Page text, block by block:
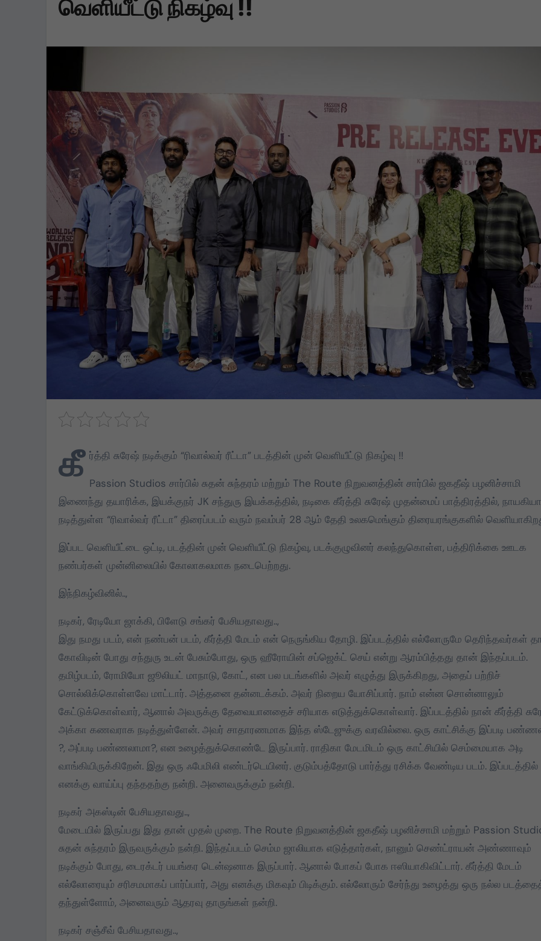
வெளியீட்டு நிகழ்வு !!
கீ ர்த்தி சுரேஷ் நடிக்கும் “ரிவால்வர் ரீட்டா” படத்தின் முன் வெளியீட்டு நிகழ்வு !!
Passion Studios சார்பில் சுதன் சுந்தரம் மற்றும் The Route நிறுவனத்தின் சார்பில் ஜகதீஷ் பழனிச்சாமி
இணைந்து தயாரிக்க, இயக்குநர் JK சந்துரு இயக்கத்தில், நடிகை கீர்த்தி சுரேஷ் முதன்மைப் பாத்திரத்தில்,
நடித்துள்ள “ரிவால்வர் ரீட்டா” திரைப்படம் வரும் நவம்பர் 28 ஆம் தேதி உலகமெங்கும் திரையரங்குகளில்
இப்பட வெளியீட்டை ஒட்டி, படத்தின் முன் வெளியீட்டு நிகழ்வு, படக்குழுவினர் கலந்துகொள்ள, பத்திரிக்கை ஊடக
நண்பர்கள் முன்னிலையில் கோலாகலமாக நடைபெற்றது.
இந்நிகழ்வினில்..,
நடிகர், ரேடியோ ஜாக்கி, பிளேடு சங்கர் பேசியதாவது..,
இது நமது படம், என் நண்பன் படம், கீர்த்தி மேடம் என் நெருங்கிய தோழி. இப்படத்தில் எல்லோருமே தெரிந்தவர்கள்
கோவிடின் போது சந்துரு உடன் பேசும்போது, ஒரு ஹீரோயின் சப்ஜெக்ட் செய் என்று ஆரம்பித்தது தான் இந்தப்படம்.
தமிழ்படம், ரோமியோ ஜூலியட் மாநாடு, கோட், என பல படங்களில் அவர் எழுத்து இருக்கிறது, அதைப் பற்றிச்
சொல்லிக்கொள்ளவே மாட்டார். அத்தனை தன்னடக்கம். அவர் நிறைய யோசிப்பார். நாம் என்ன சொன்னாலும்
கேட்டுக்கொள்வார், ஆனால் அவருக்கு தேவையானதைச் சரியாக எடுத்துக்கொள்வார். இப்படத்தில் நான் கீர்த்தி
அக்கா கணவராக நடித்துள்ளேன். அவர் சாதாரணமாக இந்த ஸ்டேஜுக்கு வரவில்லை. ஒரு காட்சிக்கு இப்படி
?, அப்படி பண்ணலாமா?, என உழைத்துக்கொண்டே இருப்பார். ராதிகா மேடமிடம் ஒரு காட்சியில் செம்மையாக அடி
வாங்கியிருக்கிறேன். இது ஒரு ஃபேமிலி எண்டர்டெயினர். குடும்பத்தோடு பார்த்து ரசிக்க வேண்டிய படம். இப்படத்தில்
எனக்கு வாய்ப்பு தந்ததற்கு நன்றி. அனைவருக்கும் நன்றி.
நடிகர் அகஸ்டின் பேசியதாவது..,
மேடையில் இருப்பது இது தான் முதல் முறை. The Route நிறுவனத்தின் ஜகதீஷ் பழனிச்சாமி மற்றும் Passion
சுதன் சுந்தரம் இருவருக்கும் நன்றி. இந்தப்படம் செம்ம ஜாலியாக எடுத்தார்கள், நானும் செண்ட்ராயன் அண்ணாவும்
நடிக்கும் போது, டைரக்டர் பயங்கர டென்ஷனாக இருப்பார். ஆனால் போகப் போக ஈஸியாகிவிட்டார். கீர்த்தி மேடம்
எல்லோரையும் சரிசமமாகப் பார்ப்பார், அது எனக்கு மிகவும் பிடிக்கும். எல்லோரும் சேர்ந்து உழைத்து ஒரு நல்ல
தந்துள்ளோம், அனைவரும் ஆதரவு தாருங்கள் நன்றி.
நடிகர் சஞ்சீவ் பேசியதாவது..,
புடவை,
2026 தமிழக
பேட்டரி டார்ச்
சின்னத்தில் மட்டும்
தான் போட்டியிடுவது
என்பது மக்கள் நீதி
மய்யம் கட்சியின் உறுதி.
பேட்டரி டார்ச் என்பது
எங்களுக்கு வெறும்
சின்னமல்ல. அது
எங்களின் அடையாளம்.
எந்த ஆதாயமும் இன்றி
என்னோடு பயணிக்கும்
என் தொண்டர்களின்
மதிக்கிறேன்.
Mar 25, 2026
தமிழக வெற்றிக்